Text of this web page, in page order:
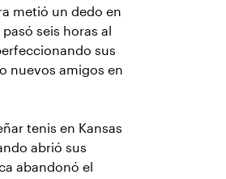
metió un dedo en
seis horas al
sus
nuevos amigos en
tenis en Kansas
abrió sus
abandonó el